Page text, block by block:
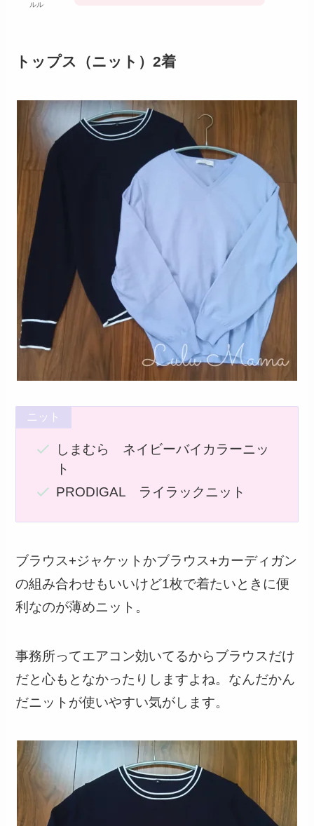
ルル
トップス（ニット）2着
ニット
しまむら ネイビーバイカラーニッ
ト
PRODIGAL ライラックニット
ブラウス+ジャケットかブラウス+カーディガン
の組み合わせもいいけど1枚で着たいときに便
利なのが薄めニット。
事務所ってエアコン効いてるからブラウスだけ
だと心もとなかったりしますよね。なんだかん
だニットが使いやすい気がします。